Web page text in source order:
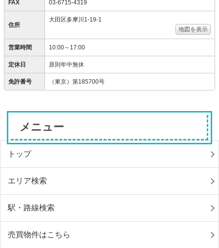
FAX 03-6715-4319
住所
大田区多摩川1-19-1
地図を表示
営業時間 10:00～17:00
定休日 原則年中無休
免許番号 （東京）第185700号
メニュー
トップ
エリア検索
駅・路線検索
売買物件はこちら